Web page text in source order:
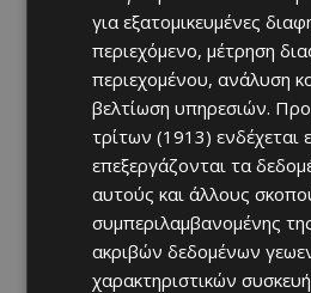
για εξατομικευμένες
περιεχόμενο, μέτρηση
περιεχομένου, ανάλυση
βελτίωση υπηρεσιών.
τρίτων (1913) ενδέχεται
επεξεργάζονται τα
αυτούς και άλλους
συμπεριλαμβανομένης
ακριβών δεδομένων
χαρακτηριστικών